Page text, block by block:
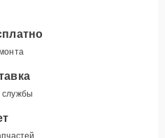
службы